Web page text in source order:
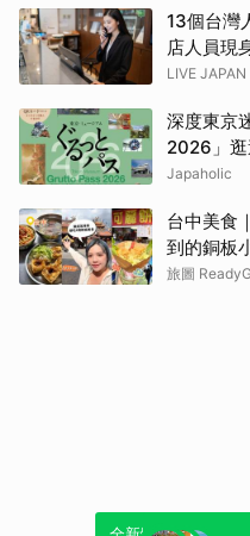
13個台灣
店人員現
LIVE JAPAN
深度東京
2026」逛
Japaholic
台中美食
到的銅板
烤甜甜圈
旅圖